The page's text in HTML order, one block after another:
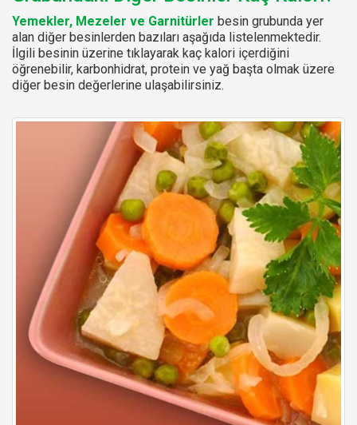
Yemekler, Mezeler ve Garnitürler besin grubunda yer
alan diğer besinlerden bazıları aşağıda listelenmektedir.
İlgili besinin üzerine tıklayarak kaç kalori içerdiğini
öğrenebilir, karbonhidrat, protein ve yağ başta olmak üzere
diğer besin değerlerine ulaşabilirsiniz.